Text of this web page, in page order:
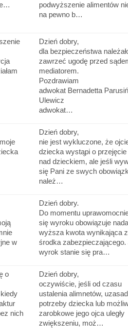
podwyższenie alimentów
na pewno b…
Dzień dobry,
dla bezpieczeństwa
zawrzeć ugodę przed
mediatorem.
Pozdrawiam
adwokat Bernadetta
Ulewicz
adwokat…
Dzień dobry,
nie jest wykluczone, że
dziecka wystąpi o przejęcie
nad dzieckiem, ale jeśli
się Pani ze swych
należ…
w
Dzień dobry.
Do momentu
się wyroku obowiązuje
wyższa kwota wynikająca
środka zabezpieczającego.
wyrok stanie się pra…
o
nich
Dzień dobry,
oczywiście, jeśli od czasu
ustalenia alimnetów,
potrzeby dziecka lub
zarobkowe jego ojca uległy
zwiększeniu, moż…